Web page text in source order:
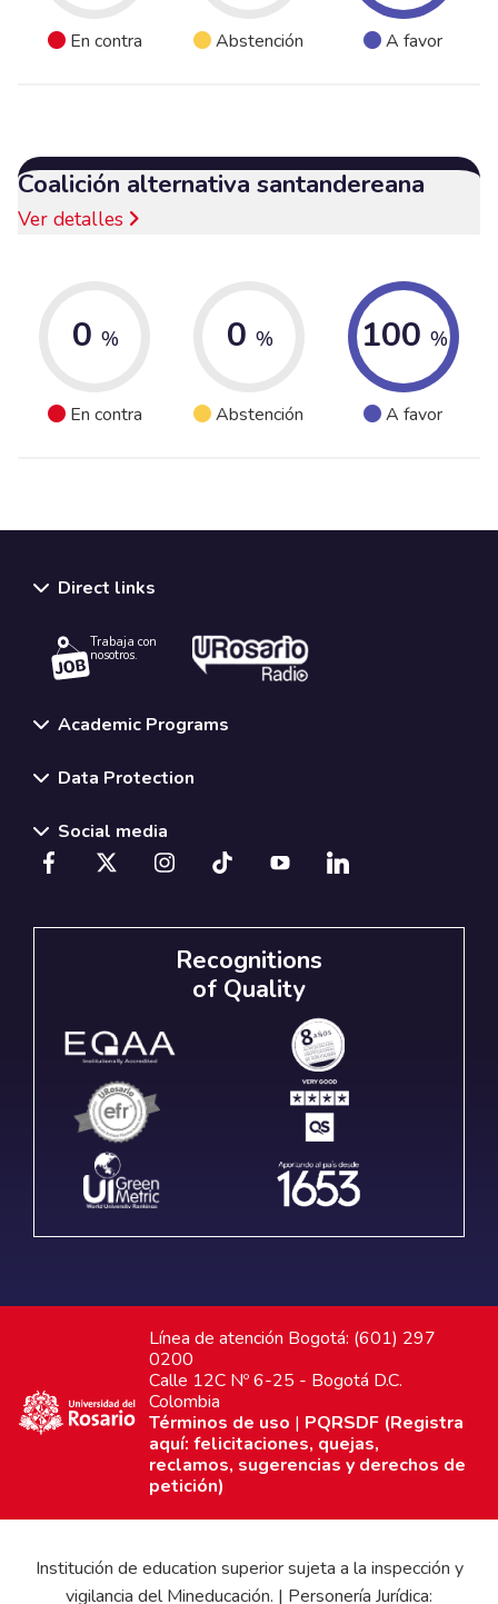
En contra Abstención A favor
Coalición alternativa santandereana
Ver detalles
0 %
En contra
0 %
Abstención
100 %
A favor
Direct links
Trabaja con
nosotros.
Academic Programs
Data Protection
Social media
Recognitions
of Quality
Línea de atención Bogotá: (601) 297
0200
Calle 12C Nº 6-25 - Bogotá D.C.
Colombia
Términos de uso | PQRSDF (Registra
aquí: felicitaciones, quejas,
reclamos, sugerencias y derechos de
petición)
Institución de education superior sujeta a la inspección y
vigilancia del Mineducación. | Personería Jurídica: